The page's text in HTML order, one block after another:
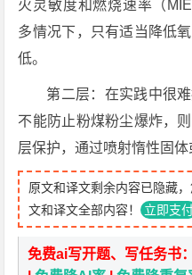
火灵敏度和燃烧速率（
多情况下，只有适当降低
低。
第二层：在实践中很
不能防止粉煤粉尘爆炸，
层保护，通过喷射惰性固
原文和译文剩余内容已隐藏
文和译文全部内容！ 立即支
免费ai写开题、写任务书